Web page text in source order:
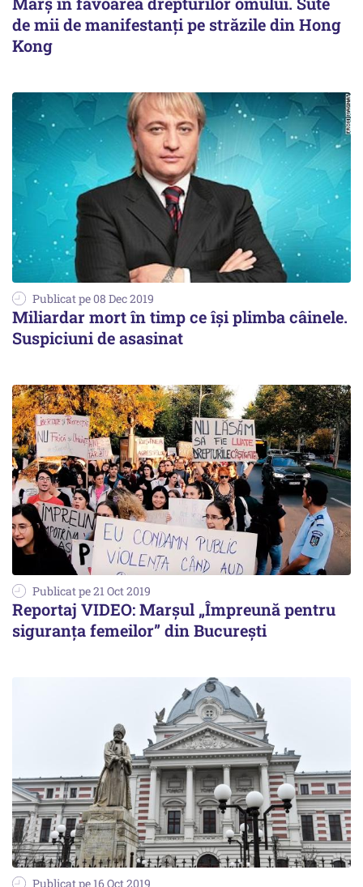
de mii de manifestanţi pe străzile din Hong
Kong
Publicat pe 08 Dec 2019
Miliardar mort în timp ce îşi plimba câinele.
Suspiciuni de asasinat
Publicat pe 21 Oct 2019
Reportaj VIDEO: Marșul „Împreună pentru
siguranța femeilor” din București
Publicat pe 16 Oct 2019